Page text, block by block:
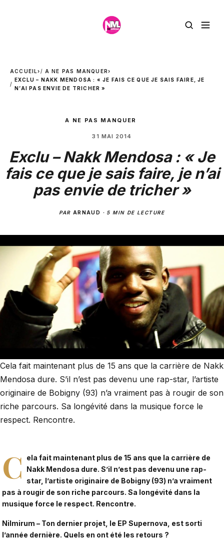
ACCUEIL› A NE PAS MANQUER›
EXCLU – NAKK MENDOSA : « JE FAIS CE QUE JE SAIS FAIRE, JE
N’AI PAS ENVIE DE TRICHER »
A NE PAS MANQUER
31 MAI 2014
Exclu – Nakk Mendosa : « Je
fais ce que je sais faire, je n’ai
pas envie de tricher »
PAR ARNAUD · 5 MIN DE LECTURE
Cela fait maintenant plus de 15 ans que la carrière de Nakk
Mendosa dure. S’il n’est pas devenu une rap-star, l’artiste
originaire de Bobigny (93) n’a vraiment pas à rougir de son
riche parcours. Sa longévité dans la musique force le
respect. Rencontre.
C
ela fait maintenant plus de 15 ans que la carrière de
Nakk Mendosa dure. S’il n’est pas devenu une rap-
star, l’artiste originaire de Bobigny (93) n’a vraiment
pas à rougir de son riche parcours. Sa longévité dans la
musique force le respect. Rencontre.
Nilmirum – Ton dernier projet, le EP Supernova, est sorti
l’année dernière. Quels en ont été les retours ?